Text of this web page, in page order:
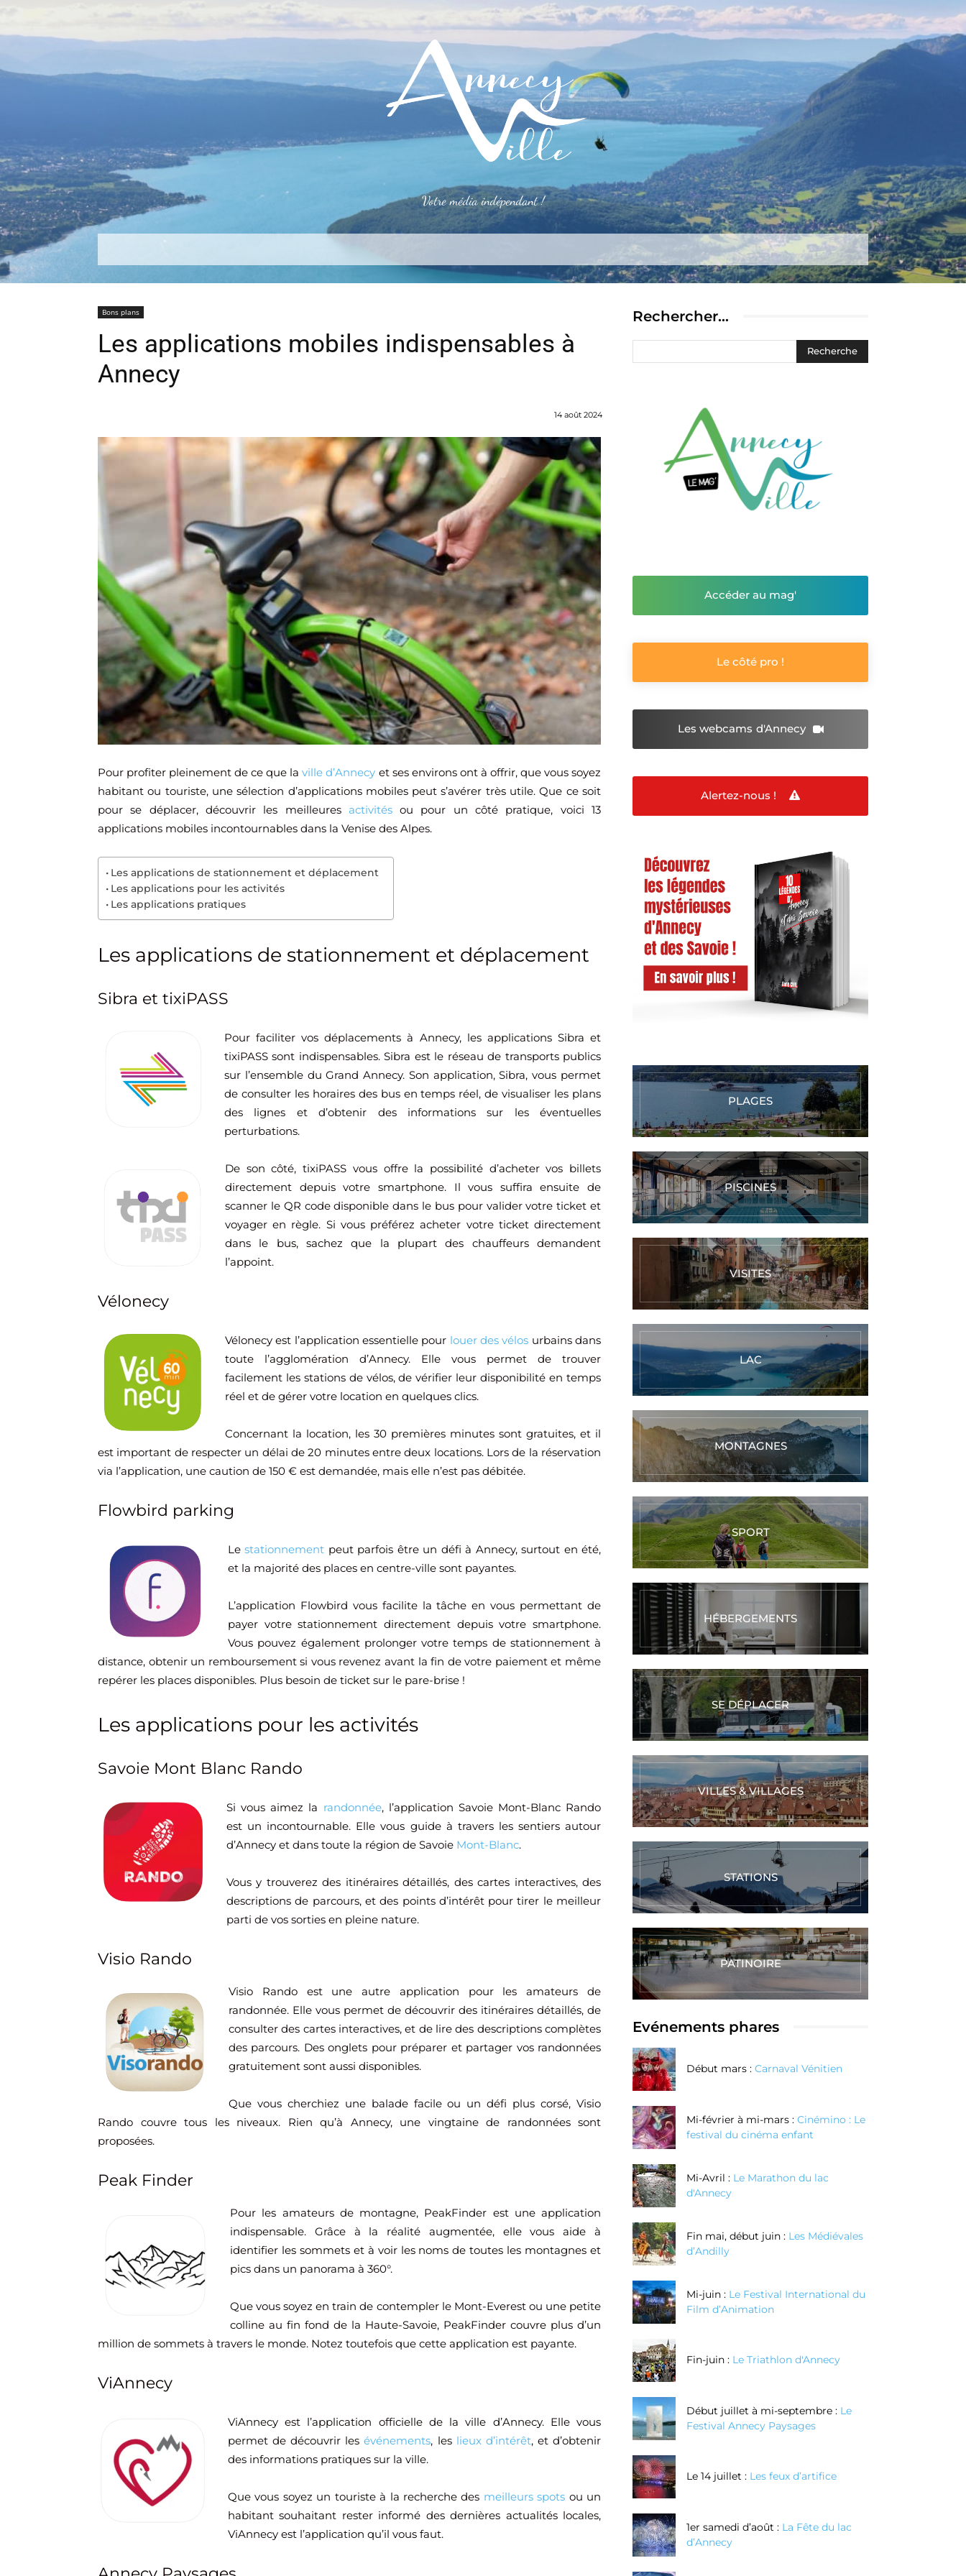
Votre média indépendant !
Alertez-nous Plus
Bons plans
Les applications mobiles indispensables à
Annecy
14 août 2024
Pour profiter pleinement de ce que laville d’Annecy et ses environs ont à offrir, que vous soyez
habitant ou touriste, une sélection d’applications mobiles peut s’avérer très utile. Que ce soit
pour se déplacer, découvrir les meilleures activitésou pour un côté pratique, voici 13
applications mobiles incontournables dans la Venise des Alpes.
Les applications de stationnement et déplacement
Les applications pour les activités
Les applications pratiques
Les applications de stationnement et déplacement
Sibra et tixiPASS
Pour faciliter vos déplacements à Annecy, les applications Sibra et
tixiPASS sont indispensables. Sibra est le réseau de transports publics
sur l’ensemble du Grand Annecy. Son application, Sibra, vous permet
de consulter les horaires des bus en temps réel, de visualiser les plans
des lignes et d’obtenir des informations sur les éventuelles
perturbations.
De son côté, tixiPASS vous offre la possibilité d’acheter vos billets
directement depuis votre smartphone. Il vous suffira ensuite de
scanner le QR code disponible dans le bus pour valider votre ticket et
voyager en règle. Si vous préférez acheter votre ticket directement
dans le bus, sachez que la plupart des chauffeurs demandent
l’appoint.
Vélonecy
Vélonecy est l’application essentielle pour louer des vélos urbains dans
toute l’agglomération d’Annecy. Elle vous permet de trouver
facilement les stations de vélos, de vérifier leur disponibilité en temps
réel et de gérer votre location en quelques clics.
Concernant la location, les 30 premières minutes sont gratuites, et il
est important de respecter un délai de 20 minutes entre deux locations. Lors de la réservation
via l’application, une caution de 150 € est demandée, mais elle n’est pas débitée.
Flowbird parking
Lestationnement peut parfois être un défi à Annecy, surtout en été,
et la majorité des places en centre-ville sont payantes.
L’application Flowbird vous facilite la tâche en vous permettant de
payer votre stationnement directement depuis votre smartphone.
Vous pouvez également prolonger votre temps de stationnement à
distance, obtenir un remboursement si vous revenez avant la fin de votre paiement et même
repérer les places disponibles. Plus besoin de ticket sur le pare-brise !
Les applications pour les activités
Savoie Mont Blanc Rando
Si vous aimez la randonnée, l’application Savoie Mont-Blanc Rando
est un incontournable. Elle vous guide à travers les sentiers autour
d’Annecy et dans toute la région de Savoie Mont-Blanc.
Vous y trouverez des itinéraires détaillés, des cartes interactives, des
descriptions de parcours, et des points d’intérêt pour tirer le meilleur
parti de vos sorties en pleine nature.
Visio Rando
Visio Rando est une autre application pour les amateurs de
randonnée. Elle vous permet de découvrir des itinéraires détaillés, de
consulter des cartes interactives, et de lire des descriptions complètes
des parcours. Des onglets pour préparer et partager vos randonnées
gratuitement sont aussi disponibles.
Que vous cherchiez une balade facile ou un défi plus corsé, Visio
Rando couvre tous les niveaux. Rien qu’à Annecy, une vingtaine de randonnées sont
proposées.
Peak Finder
Pour les amateurs de montagne, PeakFinder est une application
indispensable. Grâce à la réalité augmentée, elle vous aide à
identifier les sommets et à voir les noms de toutes les montagnes et
pics dans un panorama à 360°.
Que vous soyez en train de contempler le Mont-Everest ou une petite
colline au fin fond de la Haute-Savoie, PeakFinder couvre plus d’un
million de sommets à travers le monde. Notez toutefois que cette application est payante.
ViAnnecy
ViAnnecy est l’application officielle de la ville d’Annecy. Elle vous
permet de découvrir lesévénements, les lieux d’intérêt, et d’obtenir
des informations pratiques sur la ville.
Que vous soyez un touriste à la recherche des meilleurs spots ou un
habitant souhaitant rester informé des dernières actualités locales,
ViAnnecy est l’application qu’il vous faut.
Rechercher…
Accéder au mag'
Le côté pro !
Les webcams d'Annecy
Alertez-nous !
PLAGES
PISCINES
VISITES
LAC
MONTAGNES
SPORT
HÉBERGEMENTS
SE DÉPLACER
VILLES & VILLAGES
STATIONS
PATINOIRE
Evénements phares
Début mars : Carnaval Vénitien
Mi-février à mi-mars : Cinémino : Le
festival du cinéma enfant
Mi-Avril : Le Marathon du lac
d'Annecy
Fin mai, début juin : Les Médiévales
d’Andilly
Mi-juin : Le Festival International du
Film d’Animation
Fin-juin : Le Triathlon d'Annecy
Début juillet à mi-septembre : Le
Festival Annecy Paysages
Le 14 juillet : Les feux d’artifice
1er samedi d’août : La Fête du lac
d’Annecy